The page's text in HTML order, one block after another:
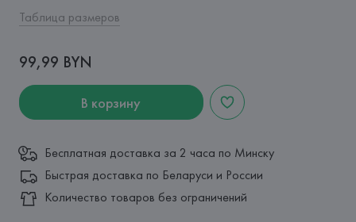
Таблица размеров
99,99 BYN
В корзину
Бесплатная доставка за 2 часа по Минску
Быстрая доставка по Беларуси и России
Количество товаров без ограничений